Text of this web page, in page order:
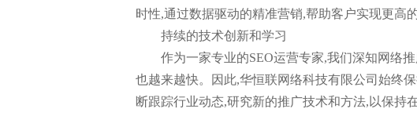
时性,通过数据驱动的精准营销,帮助客户实现更高
持续的技术创新和学习
作为一家专业的SEO运营专家,我们深知网络
也越来越快。因此,华恒联网络科技有限公司始终
断跟踪行业动态,研究新的推广技术和方法,以保持